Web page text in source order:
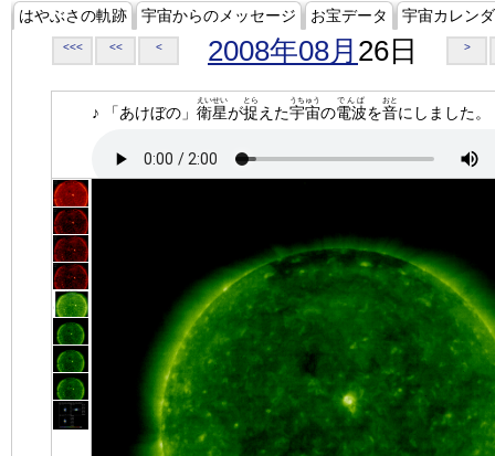
はやぶさの軌跡 宇宙からのメッセージ お宝データ 宇宙カレン
<<< << < 2008年08月 26日 >
♪ 「あけぼの」 衛星
えいせい
が捉
とら
えた宇宙
うちゅう
の電波
でんぱ
を音
おと
にしました。